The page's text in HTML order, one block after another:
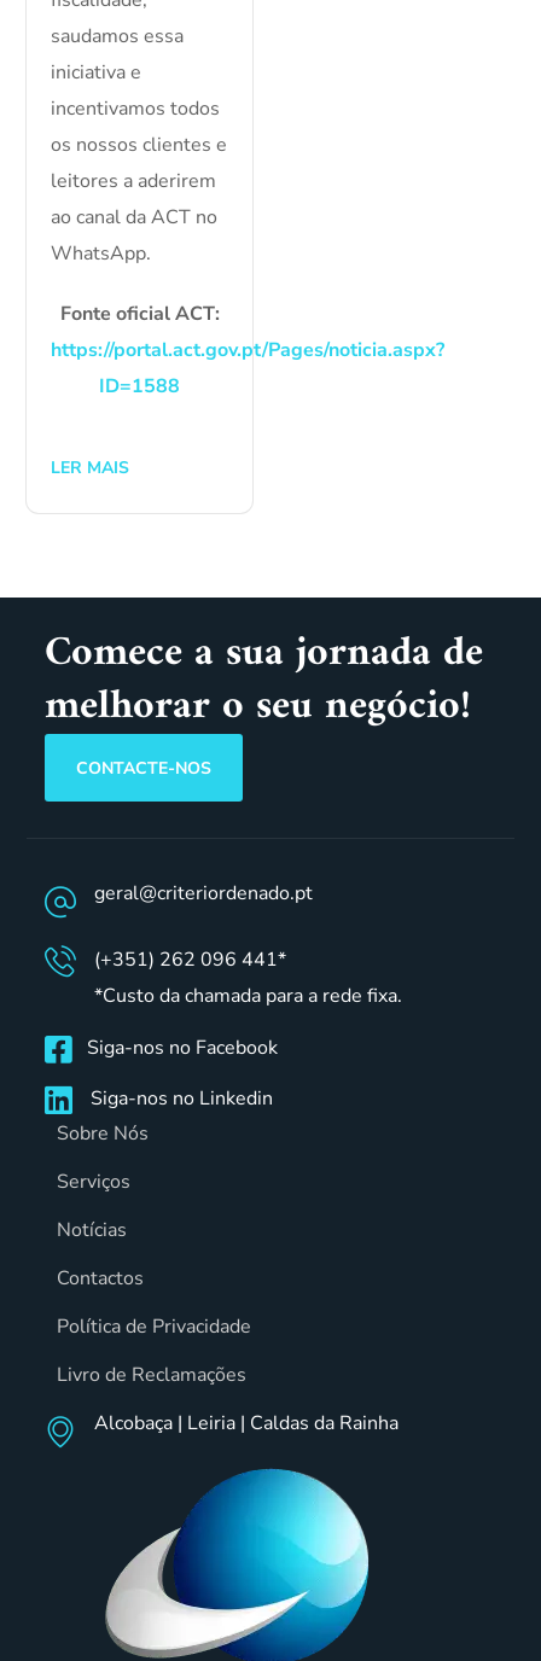
saudamos essa
iniciativa e
incentivamos todos
os nossos clientes e
leitores a aderirem
ao canal da ACT no
WhatsApp.
Fonte oficial ACT:
https://portal.act.gov.pt/Pages/noticia.aspx?
ID=1588
LER MAIS
Comece a sua jornada de
melhorar o seu negócio!
CONTACTE-NOS
geral@criteriordenado.pt
(+351) 262 096 441*
*Custo da chamada para a rede fixa.
Siga-nos no Facebook
Siga-nos no Linkedin
Sobre Nós
Serviços
Notícias
Contactos
Política de Privacidade
Livro de Reclamações
Alcobaça | Leiria | Caldas da Rainha